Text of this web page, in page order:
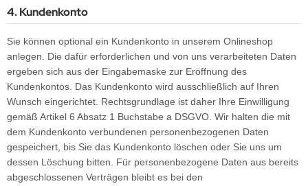
4. Kundenkonto
Sie können optional ein Kundenkonto in unserem Onlineshop
anlegen. Die dafür erforderlichen und von uns verarbeiteten Daten
ergeben sich aus der Eingabemaske zur Eröffnung des
Kundenkontos. Das Kundenkonto wird ausschließlich auf Ihren
Wunsch eingerichtet. Rechtsgrundlage ist daher Ihre Einwilligung
gemäß Artikel 6 Absatz 1 Buchstabe a DSGVO. Wir halten die mit
dem Kundenkonto verbundenen personenbezogenen Daten
gespeichert, bis Sie das Kundenkonto löschen oder Sie uns um
dessen Löschung bitten. Für personenbezogene Daten aus bereits
abgeschlossenen Verträgen bleibt es bei den